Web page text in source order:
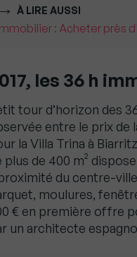
À LIRE AUSSI
: Acheter près
les 36 h
tour d’horizon des
entre le prix de
la Villa Trina à
plus de 400 m²
du centre-
moulures,
€ en première offre
un architecte